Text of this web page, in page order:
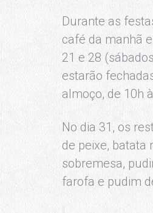
Durante as
café da manhã
21 e 28
estarão
almoço, de 10h
No dia 31, os
de peixe, batata
sobremesa,
farofa e pudim